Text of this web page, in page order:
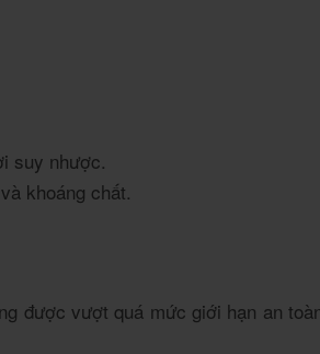
suy nhược.
khoáng chất.
được vượt quá mức giới hạn an